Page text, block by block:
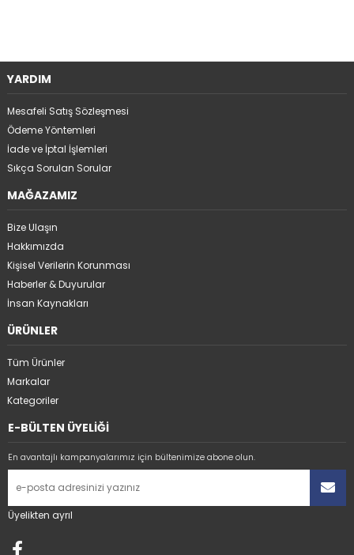
YARDIM
Mesafeli Satış Sözleşmesi
Ödeme Yöntemleri
İade ve İptal İşlemleri
Sıkça Sorulan Sorular
MAĞAZAMIZ
Bize Ulaşın
Hakkımızda
Kişisel Verilerin Korunması
Haberler & Duyurular
İnsan Kaynakları
ÜRÜNLER
Tüm Ürünler
Markalar
Kategoriler
E-BÜLTEN ÜYELİĞİ
En avantajlı kampanyalarımız için bültenimize abone olun.
Üyelikten ayrıl